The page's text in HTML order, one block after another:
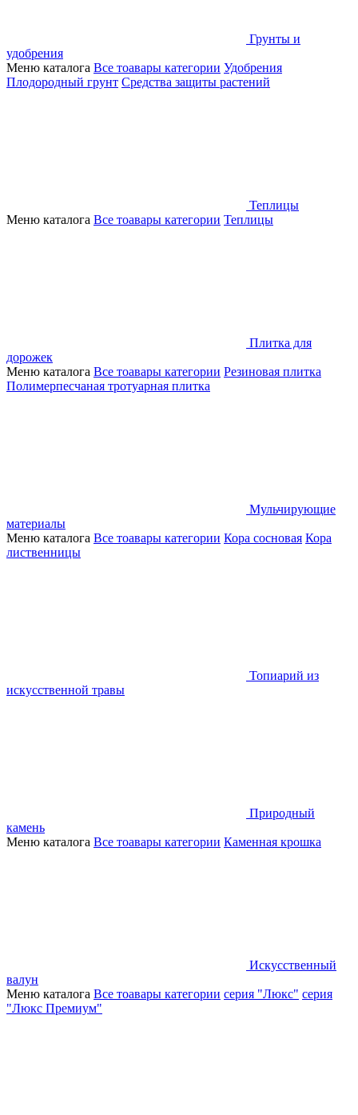
Грунты и
удобрения
Меню каталога Все тоавары категории Удобрения
Плодородный грунт Средства защиты растений
Теплицы
Меню каталога Все тоавары категории Теплицы
Плитка для
дорожек
Меню каталога Все тоавары категории Резиновая плитка
Полимерпесчаная тротуарная плитка
Мульчирующие
материалы
Меню каталога Все тоавары категории Кора сосновая Кора
лиственницы
Топиарий из
искусственной травы
Природный
камень
Меню каталога Все тоавары категории Каменная крошка
Искусственный
валун
Меню каталога Все тоавары категории серия "Люкс" серия
"Люкс Премиум"